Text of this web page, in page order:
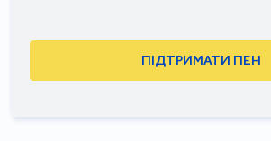
ПІДТРИМАТИ ПЕН